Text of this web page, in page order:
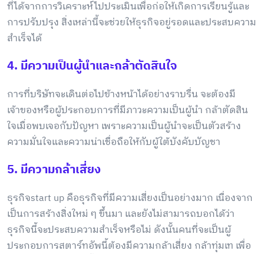
ที่ได้จากการวิเคราะห์ไปประเมินเพื่อก่อให้เกิดการเรียนรู้และ
การปรับปรุง สิ่งเหล่านี้จะช่วยให้ธุรกิจอยู่รอดและประสบความ
สำเร็จได้
4. มีความเป็นผู้นำและกล้าตัดสินใจ
การที่บริษัทจะเดินต่อไปข้างหน้าได้อย่างราบรื่น จะต้องมี
เจ้าของหรือผู้ประกอบการที่มีภาวะความเป็นผู้นำ กล้าตัดสิน
ใจเมื่อพบเจอกับปัญหา เพราะความเป็นผู้นำจะเป็นตัวสร้าง
ความมั่นใจและความน่าเชื่อถือให้กับผู้ใต้บังคับบัญชา
5. มีความกล้าเสี่ยง
ธุรกิจstart up คือธุรกิจที่มีความเสี่ยงเป็นอย่างมาก เนื่องจาก
เป็นการสร้างสิ่งใหม่ ๆ ขึ้นมา และยังไม่สามารถบอกได้ว่า
ธุรกิจนี้จะประสบความสำเร็จหรือไม่ ดังนั้นคนที่จะเป็นผู้
ประกอบการสตาร์ทอัพนี้ต้องมีความกล้าเสี่ยง กล้าทุ่มเท เพื่อ